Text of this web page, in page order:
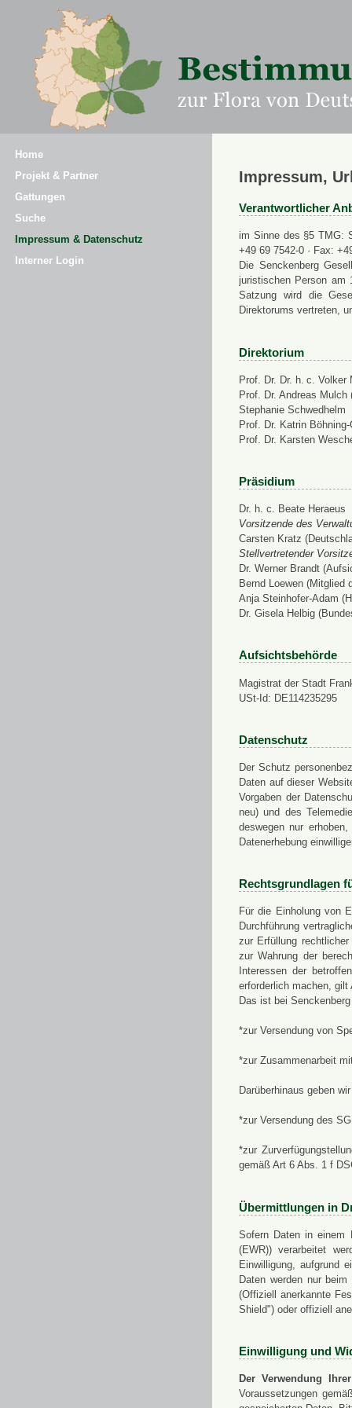
Home
Projekt & Partner
Gattungen
Suche
Impressum & Datenschutz
Interner Login
Impressum,
Verantwortlicher
im Sinne des §5 TMG:
+49 69 7542-0 · Fax:
Die Senckenberg
juristischen Person am
Satzung wird die
Direktorums vertreten,
Direktorium
Prof. Dr. Dr. h. c. Volker
Prof. Dr. Andreas
Stephanie Schwedhelm
Prof. Dr. Katrin
Prof. Dr. Karsten
Präsidium
Dr. h. c. Beate Heraeus
Vorsitzende des
Carsten Kratz
Stellvertretender
Dr. Werner Brandt
Bernd Loewen (Mitglied
Anja Steinhofer-Adam
Dr. Gisela Helbig
Aufsichtsbehörde
Magistrat der Stadt
USt-Id: DE114235295
Datenschutz
Der Schutz
Daten auf dieser
Vorgaben der
neu) und des
deswegen nur
Datenerhebung
Rechtsgrundlagen
Für die Einholung von
Durchführung
zur Erfüllung
zur Wahrung der
Interessen der
erforderlich machen,
Das ist bei
*zur Versendung von
*zur Zusammenarbeit
Darüberhinaus geben
*zur Versendung des
*zur
gemäß Art 6 Abs. 1 f
Übermittlungen in
Sofern Daten in einem
(EWR)) verarbeitet
Einwilligung, aufgrund
Daten werden nur
(Offiziell anerkannte
Shield") oder offiziell
Einwilligung und
Der Verwendung
Voraussetzungen